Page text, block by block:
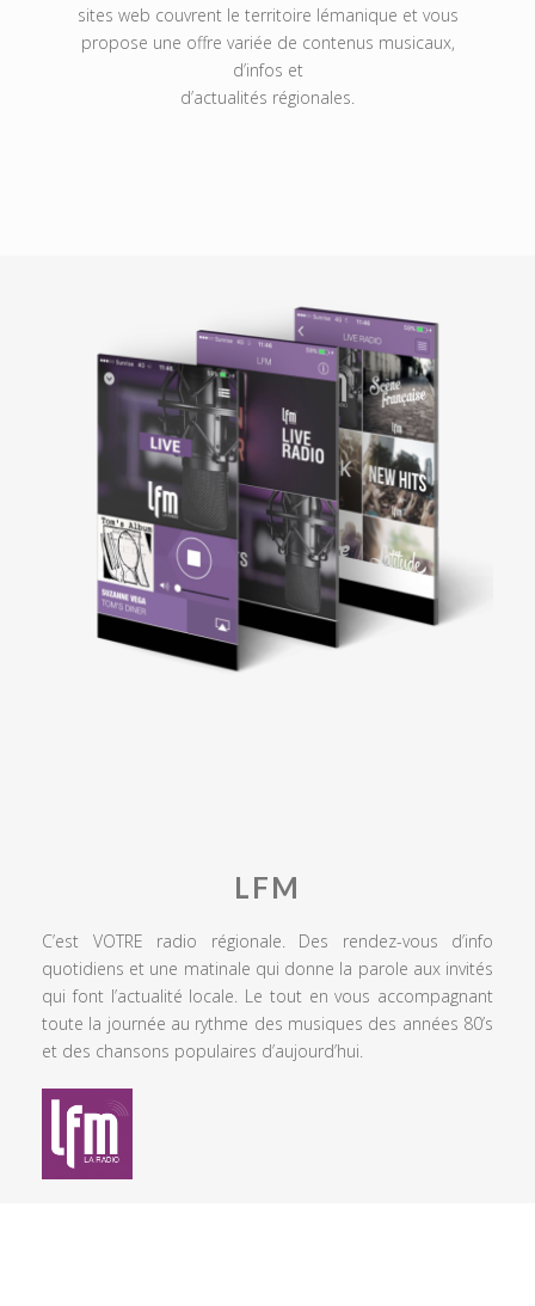
sites web couvrent le territoire lémanique et vous
propose une offre variée de contenus musicaux,
d’infos et
d’actualités régionales.
LFM
C’est VOTRE radio régionale. Des rendez-vous d’info
quotidiens et une matinale qui donne la parole aux invités
qui font l’actualité locale. Le tout en vous accompagnant
toute la journée au rythme des musiques des années 80’s
et des chansons populaires d’aujourd’hui.